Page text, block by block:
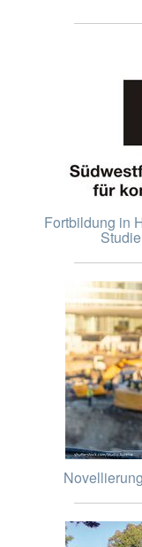
Fortbildung in